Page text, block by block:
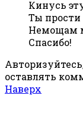
Кинусь
Ты прости
Немощам
Спасибо!
оставлять
Наверх